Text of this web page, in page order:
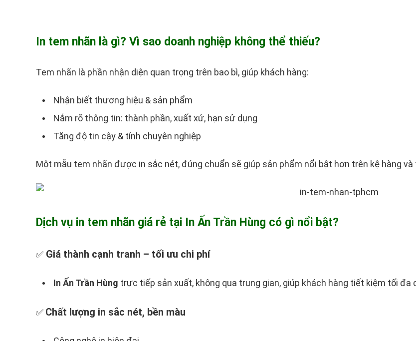
In tem nhãn là gì? Vì sao doanh nghiệp không thể thiếu?
Tem nhãn là phần nhận diện quan trọng trên bao bì, giúp khách hàng:
Nhận biết thương hiệu & sản phẩm
Nắm rõ thông tin: thành phần, xuất xứ, hạn sử dụng
Tăng độ tin cậy & tính chuyên nghiệp
Một mẫu tem nhãn được in sắc nét, đúng chuẩn sẽ giúp sản phẩm nổi bật hơn trên kệ hàng
Dịch vụ in tem nhãn giá rẻ tại In Ấn Trần Hùng có gì nổi bật?
✅ Giá thành cạnh tranh – tối ưu chi phí
In Ấn Trần Hùng trực tiếp sản xuất, không qua trung gian, giúp khách hàng tiết kiệm tối
✅ Chất lượng in sắc nét, bền màu